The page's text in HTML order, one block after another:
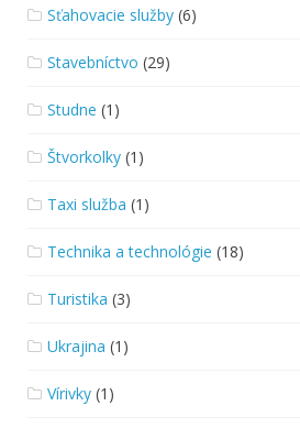
Sťahovacie služby (6)
Stavebníctvo (29)
Studne (1)
Štvorkolky (1)
Taxi služba (1)
Technika a technológie (18)
Turistika (3)
Ukrajina (1)
Vírivky (1)